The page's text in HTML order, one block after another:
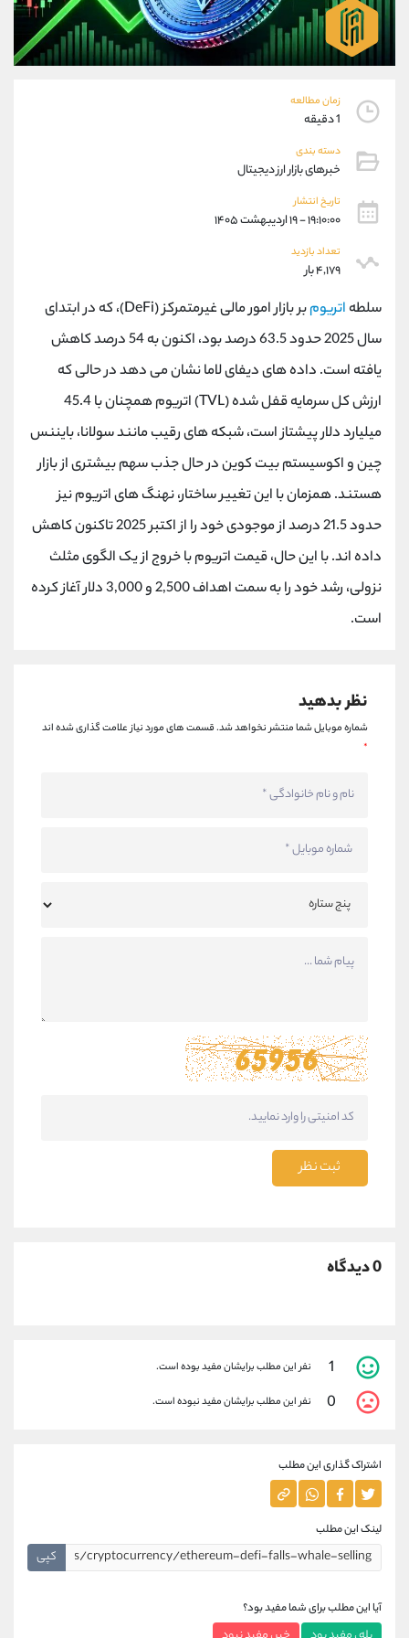
زمان مطالعه
1 دقیقه
دسته بندی
خبرهای بازار ارز دیجیتال
تاریخ انتشار
۱۹:۱۰:۰۰ - ۱۹ اردیبهشت ۱۴۰۵
تعداد بازدید
۴,۱۷۹ بار
سلطه اتریوم
بر بازار امور مالی غیرمتمرکز (DeFi)، که در ابتدای
سال 2025 حدود 63.5 درصد بود، اکنون به 54 درصد کاهش
یافته است. داده های دیفای لاما نشان می دهد در حالی که
ارزش کل سرمایه قفل شده (TVL) اتریوم همچنان با 45.4
میلیارد دلار پیشتاز است، شبکه های رقیب مانند سولانا، بایننس
چین و اکوسیستم بیت کوین در حال جذب سهم بیشتری از بازار
هستند. همزمان با این تغییر ساختار، نهنگ های اتریوم نیز
حدود 21.5 درصد از موجودی خود را از اکتبر 2025 تاکنون کاهش
داده اند. با این حال، قیمت اتریوم با خروج از یک الگوی مثلث
نزولی، رشد خود را به سمت اهداف 2,500 و 3,000 دلار آغاز کرده
است.
نظر بدهید
شماره موبایل شما منتشر نخواهد شد.قسمت های مورد نیاز علامت گذاری شده اند
*
ثبت نظر
0 دیدگاه
1 نفر این مطلب برایشان مفید بوده است.
0 نفر این مطلب برایشان مفید نبوده است.
اشتراک گذاری این مطلب
لینک این مطلب
کپی
آیا این مطلب برای شما مفید بود؟
09101364784
واتساپ شروع گفتگو
تلگرام @Armteam_admin_104
پشتیبان فروش
موبایل
واتساپ
تلگرام
داخلی
اطلاعات تماس
تلفن 021-22021030
بدون پیش شماره 90001030
اینستاگرام @alireza.mehrabii
کانال تلگرام @alirezamehrabi_com